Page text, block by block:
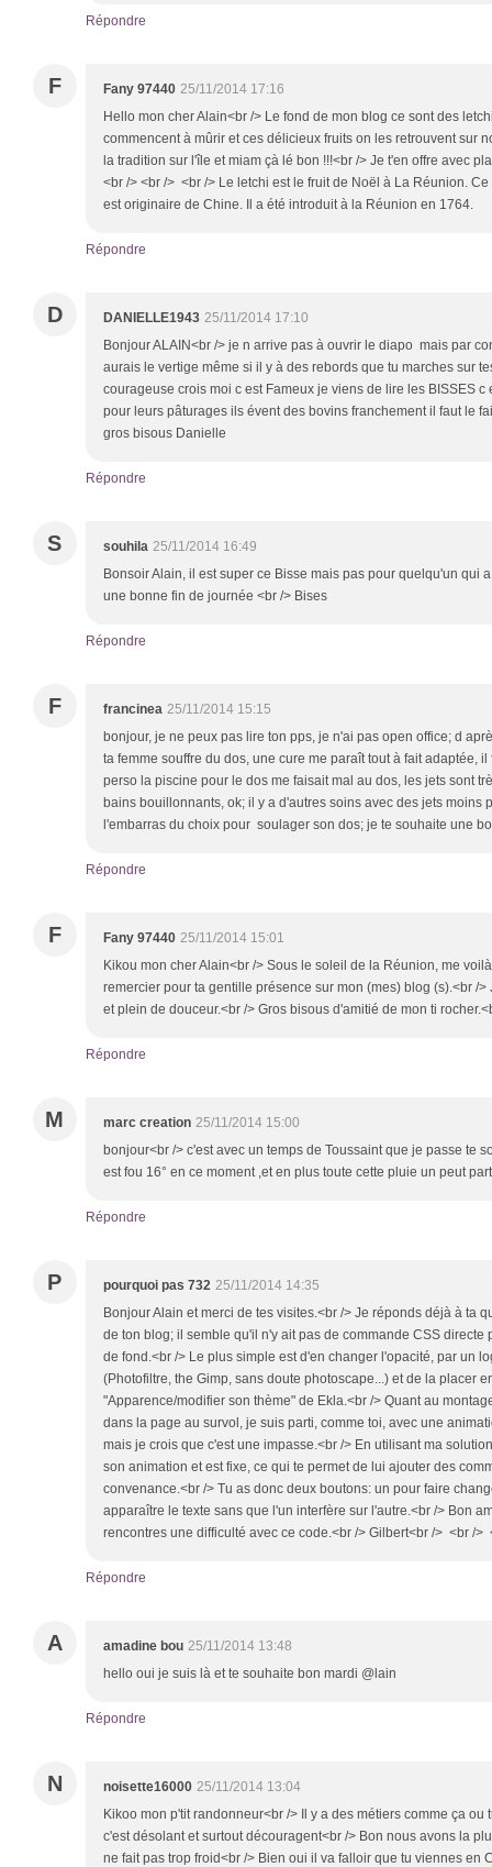
Répondre
F Fany 97440 25/11/2014 17:16
Hello mon cher Alain<br /> Le fond de mon blog ce sont des
commencent à mûrir et ces délicieux fruits on les retrouvent sur
la tradition sur l'île et miam çà lé bon !!!<br /> Je t'en offre avec
<br /> <br /> <br /> Le letchi est le fruit de Noël à La Réunion.
est originaire de Chine. Il a été introduit à la Réunion en 1764.
Répondre
D DANIELLE1943 25/11/2014 17:10
Bonjour ALAIN<br /> je n arrive pas à ouvrir le diapo mais par
aurais le vertige même si il y à des rebords que tu marches sur
courageuse crois moi c est Fameux je viens de lire les BISSES
pour leurs pâturages ils évent des bovins franchement il faut le
gros bisous Danielle
Répondre
S souhila 25/11/2014 16:49
Bonsoir Alain, il est super ce Bisse mais pas pour quelqu'un qui
une bonne fin de journée <br /> Bises
Répondre
F francinea 25/11/2014 15:15
bonjour, je ne peux pas lire ton pps, je n'ai pas open office; d
ta femme souffre du dos, une cure me paraît tout à fait adaptée,
perso la piscine pour le dos me faisait mal au dos, les jets sont
bains bouillonnants, ok; il y a d'autres soins avec des jets moins
l'embarras du choix pour soulager son dos; je te souhaite une
Répondre
F Fany 97440 25/11/2014 15:01
Kikou mon cher Alain<br /> Sous le soleil de la Réunion, me
remercier pour ta gentille présence sur mon (mes) blog (s).<br /
et plein de douceur.<br /> Gros bisous d'amitié de mon ti
Répondre
M marc creation 25/11/2014 15:00
bonjour<br /> c'est avec un temps de Toussaint que je passe te
est fou 16° en ce moment ,et en plus toute cette pluie un peut
Répondre
P pourquoi pas 732 25/11/2014 14:35
Bonjour Alain et merci de tes visites.<br /> Je réponds déjà à ta
de ton blog; il semble qu'il n'y ait pas de commande CSS
de fond.<br /> Le plus simple est d'en changer l'opacité, par un
(Photofiltre, the Gimp, sans doute photoscape...) et de la placer
"Apparence/modifier son thème" de Ekla.<br /> Quant au
dans la page au survol, je suis parti, comme toi, avec une
mais je crois que c'est une impasse.<br /> En utilisant ma
son animation et est fixe, ce qui te permet de lui ajouter des
convenance.<br /> Tu as donc deux boutons: un pour faire
apparaître le texte sans que l'un interfère sur l'autre.<br /> Bon
rencontres une difficulté avec ce code.<br /> Gilbert<br /> <br /
Répondre
A amadine bou 25/11/2014 13:48
hello oui je suis là et te souhaite bon mardi @lain
Répondre
N noisette16000 25/11/2014 13:04
Kikoo mon p'tit randonneur<br /> Il y a des métiers comme ça
c'est désolant et surtout découragent<br /> Bon nous avons la
ne fait pas trop froid<br /> Bien oui il va falloir que tu viennes en